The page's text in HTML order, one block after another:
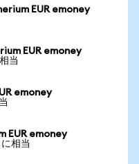
EUR emoney
EUR emoney
当
emoney
EUR emoney
相当